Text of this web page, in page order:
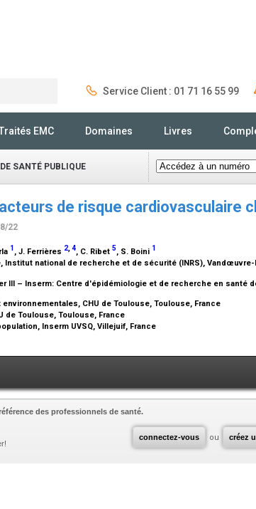
Service Client : 01 71 16 55 99
EMC Domaines Livres
SANTÉ PUBLIQUE
de risque cardiovasculaire
22
1 , J. Ferrières 2,4, C. Ribet 5, S. Boini 1
Institut national de recherche et de sécurité (INRS),
III – Inserm: Centre d'épidémiologie et de recherche en santé
CHU de Toulouse, Toulouse, France
de Toulouse, Toulouse, France
Inserm UVSQ, Villejuif, France
connectez-vous ou créez
des professionnels de santé.